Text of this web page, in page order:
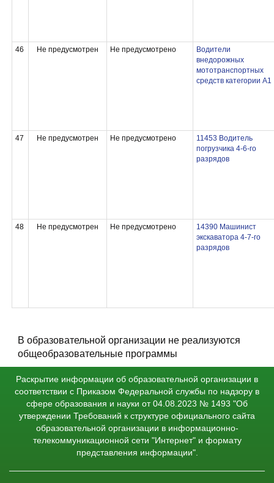
46 Не предусмотрен Не предусмотрено
Водители
внедорожных
мототранспортных
средств категории А1
47 Не предусмотрен Не предусмотрено
11453 Водитель
погрузчика 4-6-го
разрядов
48 Не предусмотрен Не предусмотрено
14390 Машинист
экскаватора 4-7-го
разрядов
В образовательной организации не реализуются
общеобразовательные программы
Раскрытие информации об образовательной организации в
соответствии с Приказом Федеральной службы по надзору в
сфере образования и науки от 04.08.2023 № 1493 "Об
утверждении Требований к структуре официального сайта
образовательной организации в информационно-
телекоммуникационной сети "Интернет" и формату
представления информации".